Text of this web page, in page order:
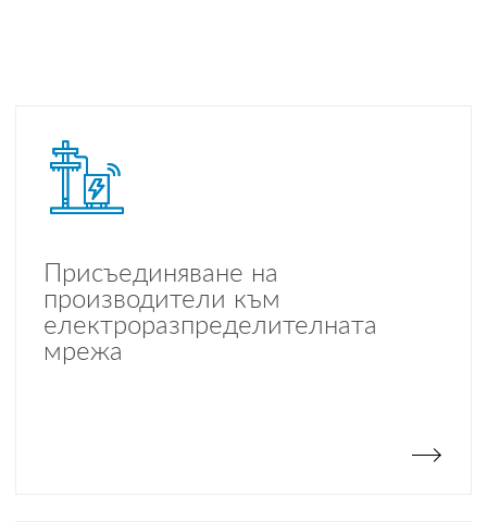
Присъединяване на
производители към
електроразпределителната
мрежа